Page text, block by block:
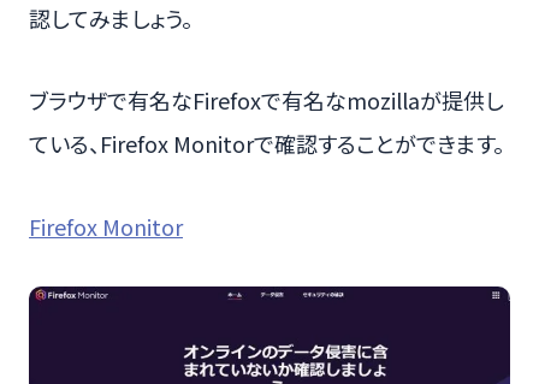
認してみましょう。
ブラウザで有名なFirefoxで有名なmozillaが提供し
ている、Firefox Monitorで確認することができます。
Firefox Monitor